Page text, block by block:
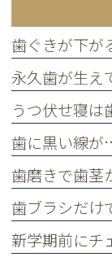
歯ぐきが下が
うつ伏せ寝は